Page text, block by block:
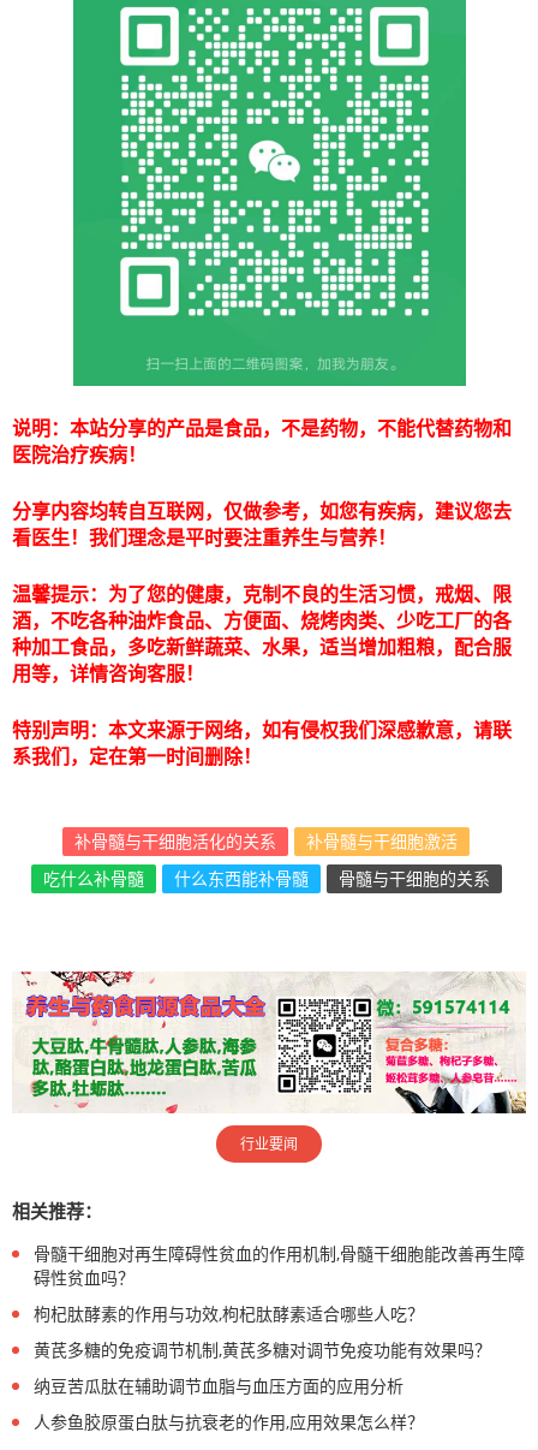
说明：本站分享的产品是食品，不是药物，不能代替药物和
医院治疗疾病！
分享内容均转自互联网，仅做参考，如您有疾病，建议您去
看医生！我们理念是平时要注重养生与营养！
温馨提示：为了您的健康，克制不良的生活习惯，戒烟、限
酒，不吃各种油炸食品、方便面、烧烤肉类、少吃工厂的各
种加工食品，多吃新鲜蔬菜、水果，适当增加粗粮，配合服
用等，详情咨询客服！
特别声明：本文来源于网络，如有侵权我们深感歉意，请联
系我们，定在第一时间删除！
补骨髓与干细胞活化的关系
补骨髓与干细胞激活
吃什么补骨髓
什么东西能补骨髓 骨髓与干细胞的关系
行业要闻
相关推荐：
骨髓干细胞对再生障碍性贫血的作用机制,骨髓干细胞能改善再生障
碍性贫血吗？
枸杞肽酵素的作用与功效,枸杞肽酵素适合哪些人吃？
黄芪多糖的免疫调节机制,黄芪多糖对调节免疫功能有效果吗？
纳豆苦瓜肽在辅助调节血脂与血压方面的应用分析
人参鱼胶原蛋白肽与抗衰老的作用,应用效果怎么样？